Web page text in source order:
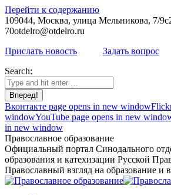
Перейти к содержанию
109044, Москва, улица Мельникова, 7/
70otdelro@otdelro.ru
Прислать новость
Задать вопрос
Search:
Вконтакте page opens in new window
windowYouTube page opens in new
in new window
Православное образование
Официальный портал Синодального
образования и катехизации Русской
Православный взгляд на образование и